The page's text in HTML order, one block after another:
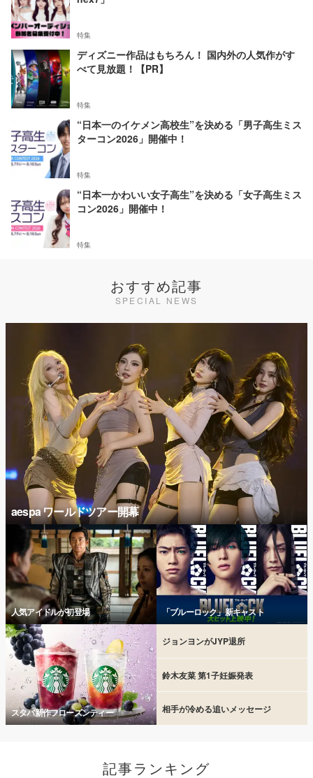
特集
ディズニー作品はもちろん！ 国内外の人気作がす
べて見放題！【PR】
特集
“日本一のイケメン高校生”を決める「男子高生ミス
ターコン2026」開催中！
特集
“日本一かわいい女子高生”を決める「女子高生ミス
コン2026」開催中！
特集
おすすめ記事
SPECIAL NEWS
aespa ワールドツアー開幕
人気アイドルが初登場 「ブルーロック」新キャスト
スタバ新作フローズンティー
ジョンヨンがJYP退所
鈴木友菜 第1子妊娠発表
相手が冷める追いメッセージ
記事ランキング